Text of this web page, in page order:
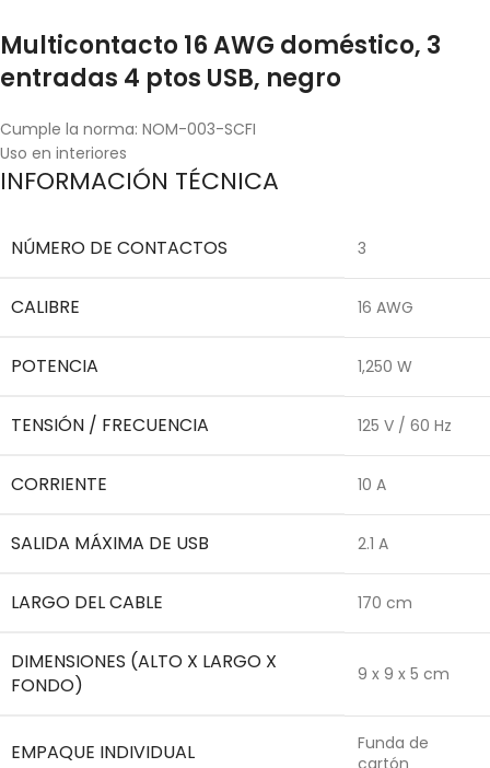
Multicontacto 16 AWG doméstico, 3
entradas 4 ptos USB, negro
Cumple la norma: NOM-003-SCFI
Uso en interiores
INFORMACIÓN TÉCNICA
NÚMERO DE CONTACTOS 3
CALIBRE 16 AWG
POTENCIA 1,250 W
TENSIÓN / FRECUENCIA 125 V / 60 Hz
CORRIENTE 10 A
SALIDA MÁXIMA DE USB 2.1 A
LARGO DEL CABLE 170 cm
DIMENSIONES (ALTO X LARGO X
FONDO)
9 x 9 x 5 cm
EMPAQUE INDIVIDUAL
Funda de
cartón